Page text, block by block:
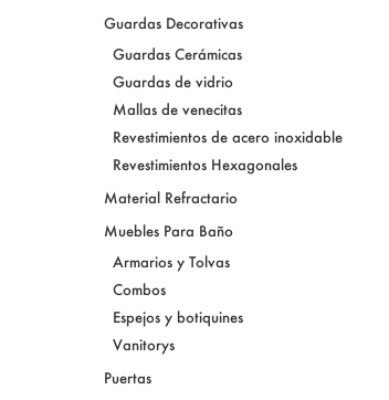
Guardas Decorativas
Guardas Cerámicas
Guardas de vidrio
Mallas de venecitas
Revestimientos de acero inoxidable
Revestimientos Hexagonales
Material Refractario
Muebles Para Baño
Armarios y Tolvas
Combos
Espejos y botiquines
Vanitorys
Puertas